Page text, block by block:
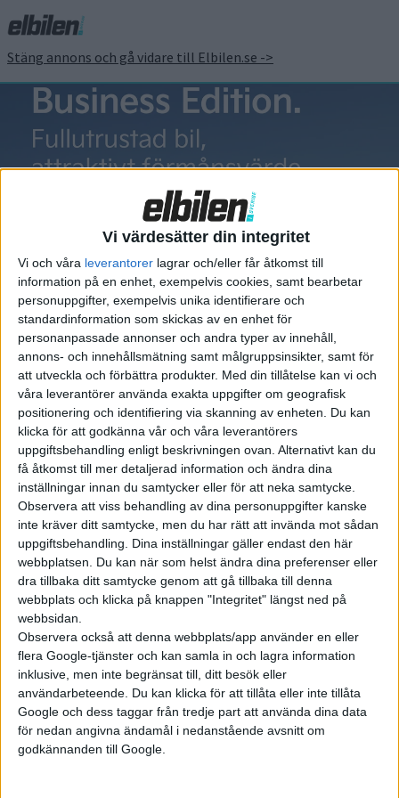
Vi värdesätter din integritet
Vi och våra leverantorer lagrar och/eller får åtkomst till
information på en enhet, exempelvis cookies, samt bearbetar
personuppgifter, exempelvis unika identifierare och
standardinformation som skickas av en enhet för
personanpassade annonser och andra typer av innehåll,
annons- och innehållsmätning samt målgruppsinsikter, samt för
att utveckla och förbättra produkter. Med din tillåtelse kan vi och
våra leverantörer använda exakta uppgifter om geografisk
positionering och identifiering via skanning av enheten. Du kan
klicka för att godkänna vår och våra leverantörers
uppgiftsbehandling enligt beskrivningen ovan. Alternativt kan du
få åtkomst till mer detaljerad information och ändra dina
inställningar innan du samtycker eller för att neka samtycke.
Observera att viss behandling av dina personuppgifter kanske
inte kräver ditt samtycke, men du har rätt att invända mot sådan
uppgiftsbehandling. Dina inställningar gäller endast den här
webbplatsen. Du kan när som helst ändra dina preferenser eller
dra tillbaka ditt samtycke genom att gå tillbaka till denna
webbplats och klicka på knappen "Integritet" längst ned på
webbsidan.
Observera också att denna webbplats/app använder en eller
flera Google-tjänster och kan samla in och lagra information
inklusive, men inte begränsat till, ditt besök eller
användarbeteende. Du kan klicka för att tillåta eller inte tillåta
Google och dess taggar från tredje part att använda dina data
för nedan angivna ändamål i nedanstående avsnitt om
godkännanden till Google.
Stäng annons och gå vidare till Elbilen.se ->
Apine A290
Mest lästa
5 aug 2026
Uppgift: då kommer Volvos nya eldrivna volymmodell EX50
6 aug 2026
Nu även Byd – då vill jätten tillverka solid state-batterier
Säljstart för instegsversionen av ID. Polo
6 aug 2026
Helt enligt plan – nu byggs BMW i3
6 aug 2026
Volvokoncernen samarbetar med Toyota kring vätgas för tung
trafik
Elbilens nyhetsbrev
Håll dig uppdaterad om de senaste nyheterna!
Prenumerera